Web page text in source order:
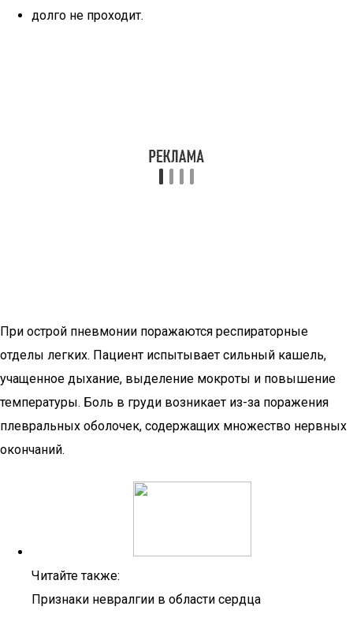
долго не проходит.
При острой пневмонии поражаются респираторные
отделы легких. Пациент испытывает сильный кашель,
учащенное дыхание, выделение мокроты и повышение
температуры. Боль в груди возникает из-за поражения
плевральных оболочек, содержащих множество нервных
окончаний.
Читайте также:
Признаки невралгии в области сердца